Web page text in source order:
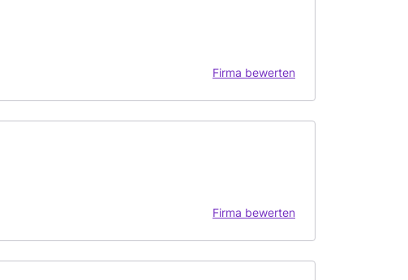
Firma bewerten
Firma bewerten